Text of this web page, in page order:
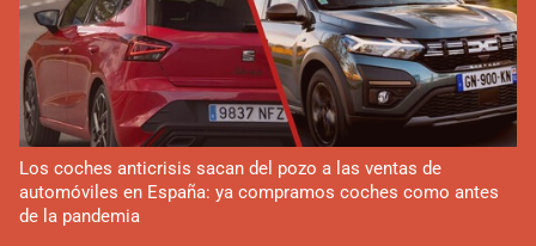
Los coches anticrisis sacan del pozo a las ventas de
automóviles en España: ya compramos coches como antes
de la pandemia